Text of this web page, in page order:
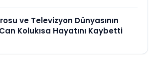
ve Televizyon Dünyasının
Kolukısa Hayatını Kaybetti